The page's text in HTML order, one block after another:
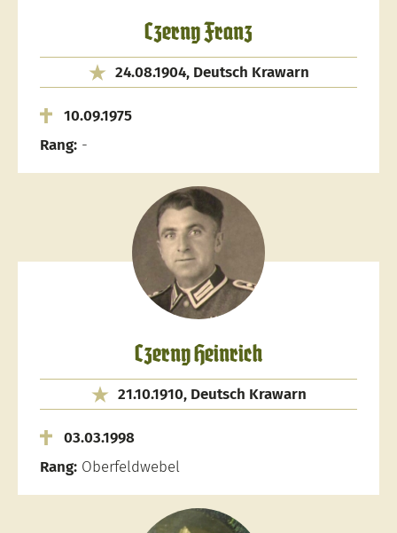
Czerny Franz
24.08.1904, Deutsch Krawarn
10.09.1975
Rang: -
Czerny Heinrich
21.10.1910, Deutsch Krawarn
03.03.1998
Rang: Oberfeldwebel